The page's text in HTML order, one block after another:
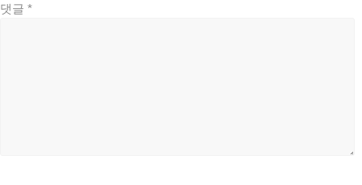
댓글 *